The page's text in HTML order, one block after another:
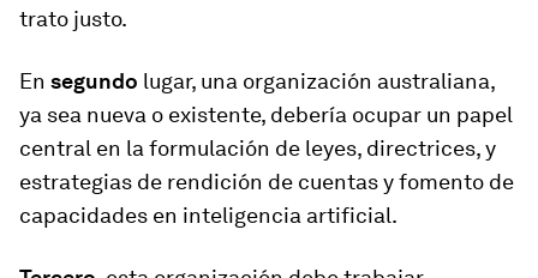
trato justo.
En segundo lugar, una organización australiana,
ya sea nueva o existente, debería ocupar un papel
central en la formulación de leyes, directrices, y
estrategias de rendición de cuentas y fomento de
capacidades en inteligencia artificial.